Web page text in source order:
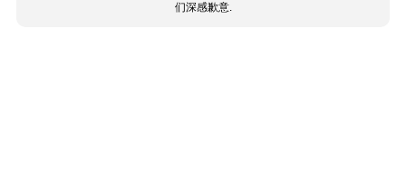
们深感歉意.